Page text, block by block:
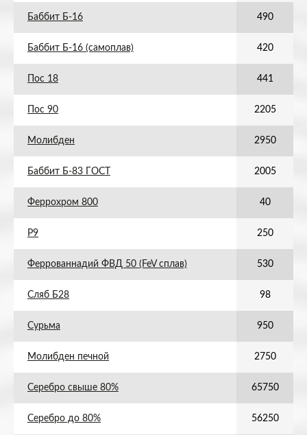
Баббит Б-16 490
Баббит Б-16 (самоплав) 420
Пос 18 441
Пос 90 2205
Молибден 2950
Баббит Б-83 ГОСТ 2005
Феррохром 800 40
Р9 250
Феррованнадий ФВД 50 (FeV сплав) 530
Сляб Б28 98
Сурьма 950
Молибден печной 2750
Серебро свыше 80% 65750
Серебро до 80% 56250